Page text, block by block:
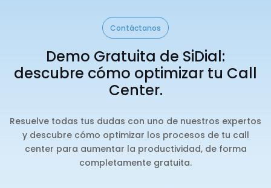
Contáctanos
Demo Gratuita de SiDial:
descubre cómo optimizar tu Call
Center.
Resuelve todas tus dudas con uno de nuestros expertos
y descubre cómo optimizar los procesos de tu call
center para aumentar la productividad, de forma
completamente gratuita.